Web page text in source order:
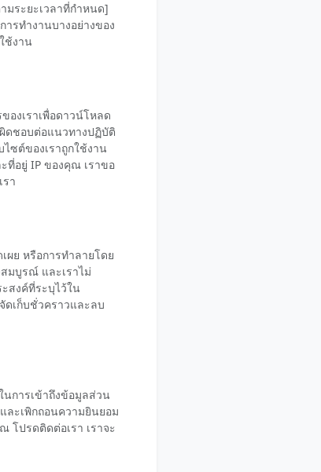
มระยะเวลาที่กำหนด]
รทำงานบางอย่างของ
ช้งาน
องเราเพื่อดาวน์โหลด
ดชอบต่อแนวทางปฏิบัติ
ซต์ของเราถูกใช้งาน
ที่อยู่ IP ของคุณ เราขอ
า
ผย หรือการทำลายโดย
มบูรณ์ และเราไม่
สงค์ที่ระบุไว้ใน
เก็บชั่วคราวและลบ
การเข้าถึงข้อมูลส่วน
ะเพิกถอนความยินยอม
ปรดติดต่อเรา เราจะ